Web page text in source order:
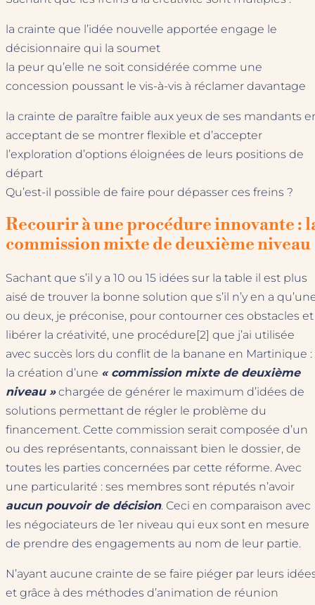
la crainte que l’idée nouvelle apportée engage le
décisionnaire qui la soumet
la peur qu’elle ne soit considérée comme une
concession poussant le vis-à-vis à réclamer davantage
la crainte de paraître faible aux yeux de ses mandants
acceptant de se montrer flexible et d’accepter
l’exploration d’options éloignées de leurs positions de
départ
Qu’est-il possible de faire pour dépasser ces freins ?
Recourir à une procédure innovante :
commission mixte de deuxième niveau
Sachant que s’il y a 10 ou 15 idées sur la table il est plus
aisé de trouver la bonne solution que s’il n’y en a
ou deux, je préconise, pour contourner ces obstacles et
libérer la créativité, une procédure[2] que j’ai utilisée
avec succès lors du conflit de la banane en Martinique :
la création d’une « commission mixte de deuxième
niveau »chargée de générer le maximum d’idées de
solutions permettant de régler le problème du
financement. Cette commission serait composée d’un
ou des représentants, connaissant bien le dossier, de
toutes les parties concernées par cette réforme. Avec
une particularité : ses membres sont réputés n’avoir
aucun pouvoir de décision. Ceci en comparaison avec
les négociateurs de 1er niveau qui eux sont en mesure
de prendre des engagements au nom de leur partie.
N’ayant aucune crainte de se faire piéger par leurs
et grâce à des méthodes d’animation de réunion